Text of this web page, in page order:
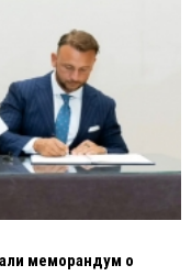
меморандум о